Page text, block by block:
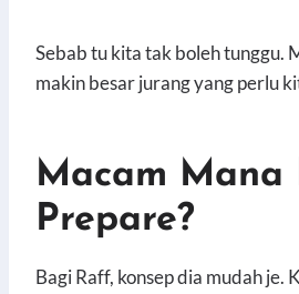
Sebab tu kita tak boleh tunggu.
makin besar jurang yang perlu
Macam Mana
Prepare?
Bagi Raff, konsep dia mudah je.